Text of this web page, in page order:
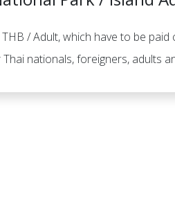
/ Adult, which have to be paid
nationals, foreigners, adults